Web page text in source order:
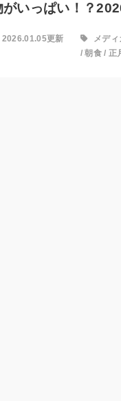
がいっぱい！？
2026.01.05更新 メデ
/朝食/ 正